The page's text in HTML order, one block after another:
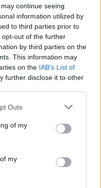
continue seeing
information utilized by
to third parties prior to
out of the further
by third parties on the
This information may
on the IAB’s List of
further disclose it to other
Outs
of my
my
kaikille – Kela
ikärajasta
nyt marraskuulle – tältä
osan lentää jatkossa
matkustajille tärkeä
ulkomaanmatkan